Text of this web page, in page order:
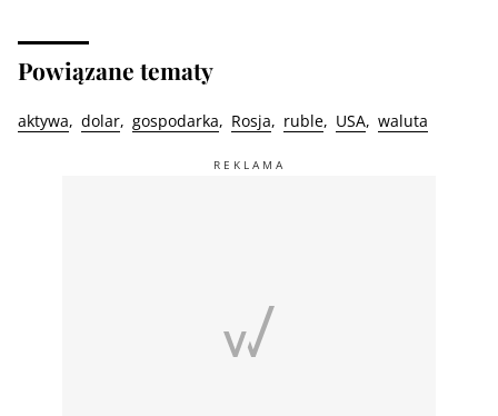
Powiązane tematy
aktywa dolar gospodarka Rosja ruble USA waluta